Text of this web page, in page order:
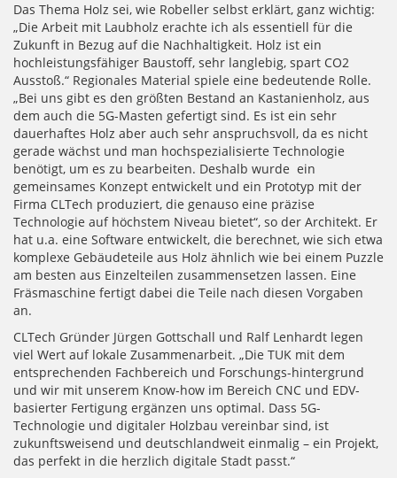
Das Thema Holz sei, wie Robeller selbst erklärt, ganz wichtig:
„Die Arbeit mit Laubholz erachte ich als essentiell für die
Zukunft in Bezug auf die Nachhaltigkeit. Holz ist ein
hochleistungsfähiger Baustoff, sehr lang­lebig, spart CO2
Ausstoß.“ Regionales Material spiele eine bedeutende Rolle.
„Bei uns gibt es den größten Bestand an Kastanienholz, aus
dem auch die 5G-Masten gefertigt sind. Es ist ein sehr
dauerhaftes Holz aber auch sehr anspruchsvoll, da es nicht
gerade wächst und man hochspezialisierte Technologie
benötigt, um es zu bearbeiten. Deshalb wurde ein
gemeinsames Konzept entwickelt und ein Prototyp mit der
Firma CLTech produziert, die genauso eine präzise
Technologie auf höchstem Niveau bietet“, so der Architekt. Er
hat u.a. eine Software entwickelt, die berechnet, wie sich etwa
komplexe Gebäudeteile aus Holz ähnlich wie bei einem Puzzle
am besten aus Einzelteilen zusammensetzen lassen. Eine
Fräsmaschine fertigt dabei die Teile nach diesen Vorgaben
an.
CLTech Gründer Jürgen Gottschall und Ralf Lenhardt legen
viel Wert auf lokale Zusammenarbeit. „Die TUK mit dem
entsprechenden Fachbereich und Forschungs-hintergrund
und wir mit unserem Know-how im Bereich CNC und EDV-
basierter Fertigung ergänzen uns optimal. Dass 5G-
Technologie und digitaler Holzbau vereinbar sind, ist
zukunftsweisend und deutschlandweit einmalig – ein Projekt,
das perfekt in die herzlich digitale Stadt passt.“